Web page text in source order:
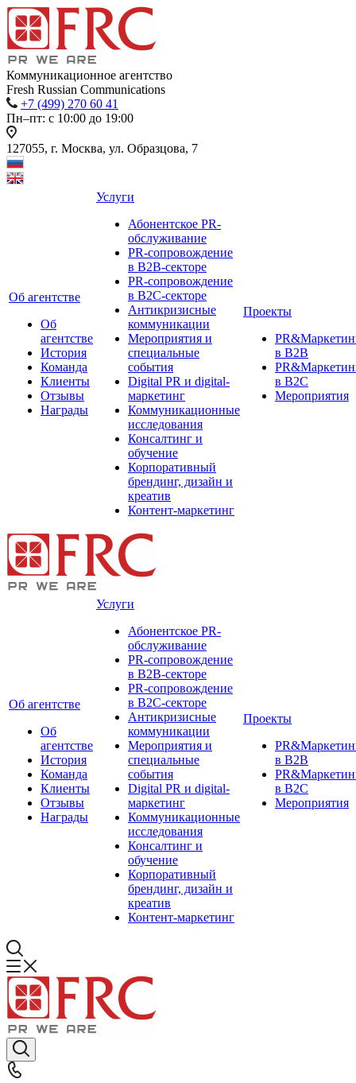
Коммуникационное агентство
Fresh Russian Communications
+7 (499) 270 60 41
Пн–пт: с 10:00 до 19:00
127055, г. Москва, ул. Образцова, 7
Об агентстве
Об
агентстве
История
Команда
Клиенты
Отзывы
Награды
Услуги
Абонентское PR-
обслуживание
PR-сопровождение
в B2B-секторе
PR-сопровождение
в B2С-секторе
Антикризисные
коммуникации
Мероприятия и
специальные
события
Digital PR и digital-
маркетинг
Коммуникационные
исследования
Консалтинг и
обучение
Корпоративный
брендинг, дизайн и
креатив
Контент-маркетинг
Проекты
в B2B
в B2C
Мероприятия
Об агентстве
Об
агентстве
История
Команда
Клиенты
Отзывы
Награды
Услуги
Абонентское PR-
обслуживание
PR-сопровождение
в B2B-секторе
PR-сопровождение
в B2С-секторе
Антикризисные
коммуникации
Мероприятия и
специальные
события
Digital PR и digital-
маркетинг
Коммуникационные
исследования
Консалтинг и
обучение
Корпоративный
брендинг, дизайн и
креатив
Контент-маркетинг
Проекты
в B2B
в B2C
Мероприятия